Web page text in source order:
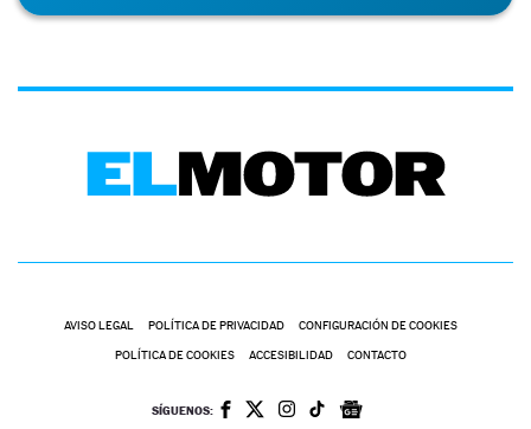
AVISO LEGAL POLÍTICA DE PRIVACIDAD CONFIGURACIÓN DE COOKIES
POLÍTICA DE COOKIES ACCESIBILIDAD CONTACTO
SÍGUENOS: